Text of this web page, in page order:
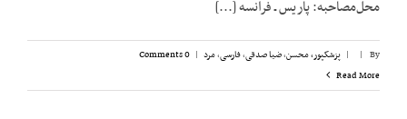
محل‌مصاحبه: پاریس ـ فرانسه [...]
By
|
| پزشکپور،‌ محسن,ضیا صدقی,فارسی,مرد |
0 Comments
Read More